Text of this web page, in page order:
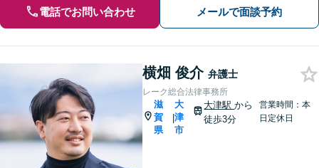
電話でお問い合わせ メールで面談予約
横畑 俊介 弁護士
レーク総合法律事務所
滋
賀
県
|
大
津
市
大津駅から
徒歩3分
営業時間：本
日定休日